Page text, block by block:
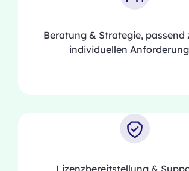
Beratung & Strategie, passend
individuellen
Lizenzbereitstellung &